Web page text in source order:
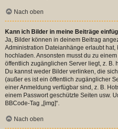
Nach oben
Kann ich Bilder in meine Beiträge
Ja, Bilder können in deinem Beitrag
Administration Dateianhänge erlaubt
hochladen. Ansonsten musst du zu
öffentlich zugänglichen Server liegt, z. B.
Du kannst weder Bilder verlinken, die
(außer es ist ein öffentlich zugänglicher
einer Anmeldung verfügbar sind, z. B.
einem Passwort geschützte Seiten usw.
BBCode-Tag „[img]“.
Nach oben